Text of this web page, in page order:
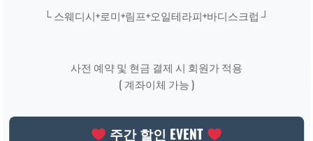
└ 스웨디시+로미+림프+오일테라피+바디스크럽 ┘
사전 예약 및 현금 결제 시 회원가 적용
( 계좌이체 가능 )
주간 할인 EVENT